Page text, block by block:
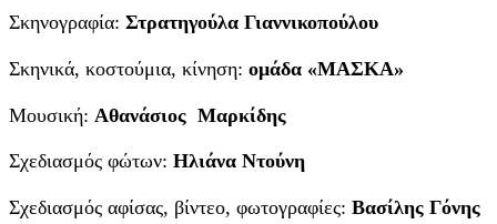
Σκηνογραφία: Στρατηγούλα Γιαννικοπούλου
Σκηνικά, κοστούμια, κίνηση: ομάδα «ΜΑΣΚΑ»
Μουσική: Αθανάσιος Μαρκίδης
Σχεδιασμός φώτων: Ηλιάνα Ντούνη
Σχεδιασμός αφίσας, βίντεο, φωτογραφίες: Βασίλης Γόνης